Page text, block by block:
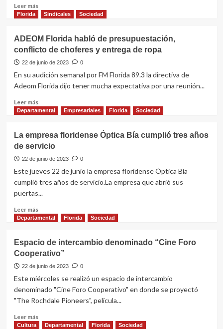
vía
Leer másLeer
más
de
25
de
Agosto
el
Florida
Florida Sindicales Sociedad
ADEOM Florida habló de presupuestación,
conflicto de choferes y entrega de ropa
22 de junio de 2023 0
En su audición semanal por FM Florida 89.3 la directiva de
Adeom Florida dijo tener mucha expectativa por una reunión...
Leer másLeer
más
Florida
habló
de
presupuestación,
de
choferes
entrega
de
Departamental Empresariales Florida Sociedad
La empresa floridense Óptica Bía cumplió tres años
de servicio
22 de junio de 2023 0
Este jueves 22 de junio la empresa floridense Óptica Bía
cumplió tres años de servicio.La empresa que abrió sus
puertas...
Leer másLeer
más
empresa
floridense
Óptica
Bía
tres
años
servicio
Departamental Florida Sociedad
Espacio de intercambio denominado “Cine Foro
Cooperativo”
22 de junio de 2023 0
Este miércoles se realizó un espacio de intercambio
denominado "Cine Foro Cooperativo" en donde se proyectó
"The Rochdale Pioneers", película...
Leer másLeer
más
Cultura Departamental Florida Sociedad